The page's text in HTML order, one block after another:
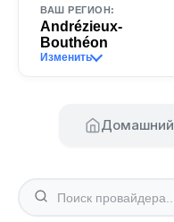
ВАШ РЕГИОН:
Andrézieux-
Bouthéon
Изменить
Домашний